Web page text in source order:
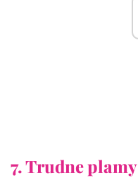
7. Trudne plamy